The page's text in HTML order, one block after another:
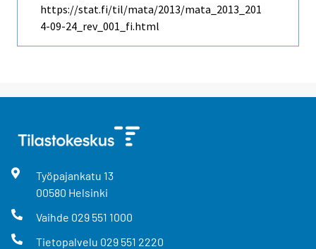
https://stat.fi/til/mata/2013/mata_2013_201
4-09-24_rev_001_fi.html
Työpajankatu 13
00580 Helsinki
Vaihde 029 551 1000
Tietopalvelu 029 551 2220